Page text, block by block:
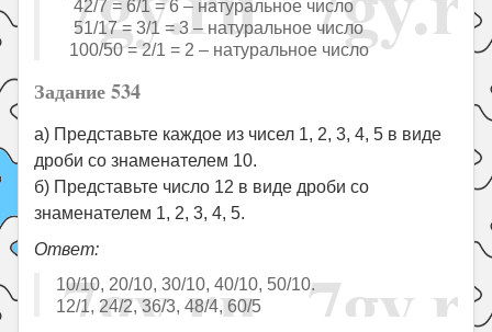
42/7 = 6/1 = 6 – натуральное число
51/17 = 3/1 = 3 – натуральное число
100/50 = 2/1 = 2 – натуральное число
Задание 534
а) Представьте каждое из чисел 1, 2, 3, 4, 5 в виде
дроби со знаменателем 10.
б) Представьте число 12 в виде дроби со
знаменателем 1, 2, 3, 4, 5.
Ответ:
10/10, 20/10, 30/10, 40/10, 50/10.
12/1, 24/2, 36/3, 48/4, 60/5